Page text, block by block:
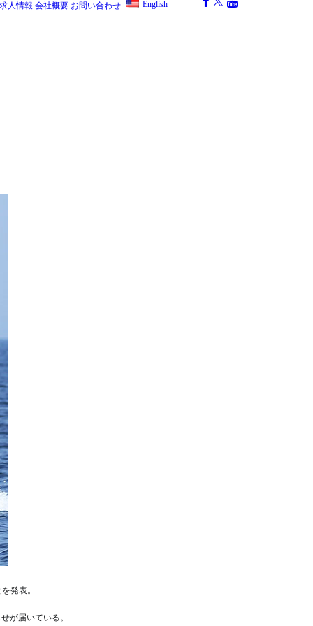
求人情報 会社概要 お問い合わせ English
発表。
が届いている。